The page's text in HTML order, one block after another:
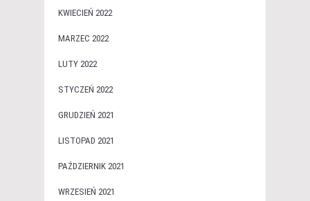
KWIECIEŃ 2022
MARZEC 2022
LUTY 2022
STYCZEŃ 2022
GRUDZIEŃ 2021
LISTOPAD 2021
PAŹDZIERNIK 2021
WRZESIEŃ 2021